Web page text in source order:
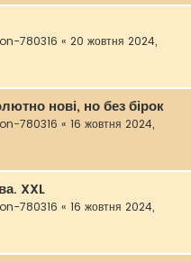
780316 « 20 жовтня 2024,
нові, но без бірок
780316 « 16 жовтня 2024,
XXL
780316 « 16 жовтня 2024,